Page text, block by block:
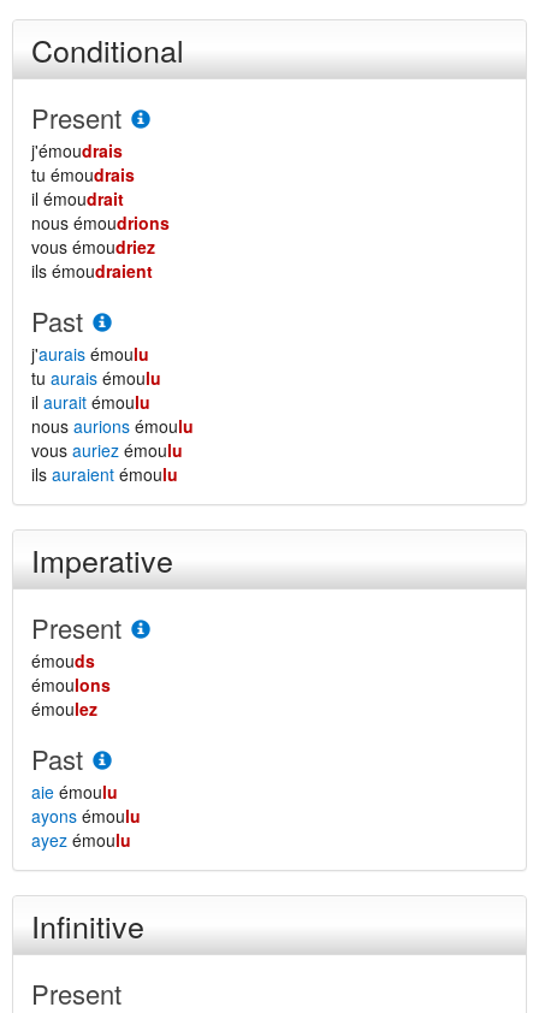
Conditional
Present
j'émoudrais
tu émoudrais
il émoudrait
nous émoudrions
vous émoudriez
ils émoudraient
Past
j'aurais émoulu
tu aurais émoulu
il aurait émoulu
nous aurions émoulu
vous auriez émoulu
ils auraient émoulu
Imperative
Present
émouds
émoulons
émoulez
Past
aie émoulu
ayons émoulu
ayez émoulu
Infinitive
Present